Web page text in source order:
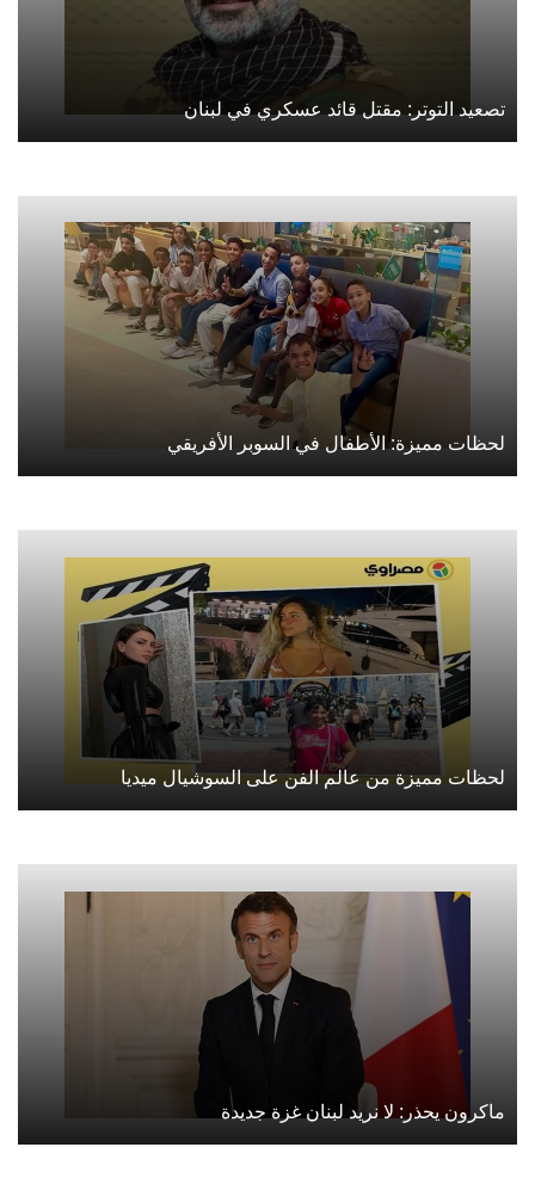
تصعيد التوتر: مقتل قائد عسكري في لبنان
لحظات مميزة: الأطفال في السوبر الأفريقي
لحظات مميزة من عالم الفن على السوشيال ميديا
ماكرون يحذر: لا نريد لبنان غزة جديدة